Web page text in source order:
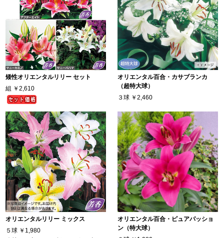
矮性オリエンタルリリー セット
組 ￥2,610
オリエンタル百合・カサブランカ
（超特大球）
３球 ￥2,460
オリエンタルリリー ミックス
５球 ￥1,980
オリエンタル百合・ピュアパッショ
ン（特大球）